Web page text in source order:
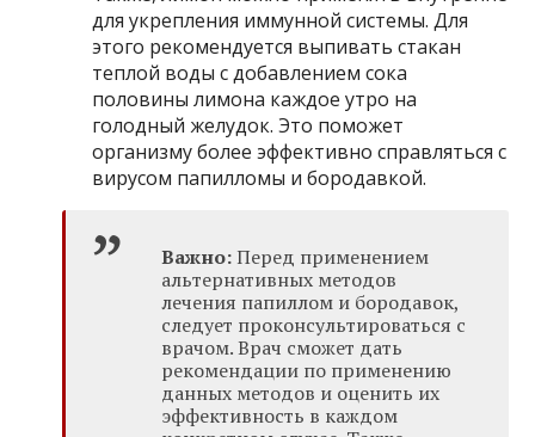
для укрепления иммунной системы. Для
этого рекомендуется выпивать стакан
теплой воды с добавлением сока
половины лимона каждое утро на
голодный желудок. Это поможет
организму более эффективно справляться с
вирусом папилломы и бородавкой.
Важно:Перед применением
альтернативных методов
лечения папиллом и бородавок,
следует проконсультироваться с
врачом. Врач сможет дать
рекомендации по применению
данных методов и оценить их
эффективность в каждом